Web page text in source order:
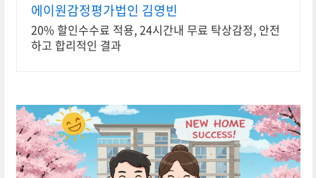
에이원감정평가법인 김영빈
20% 할인수수료 적용, 24시간내 무료 탁상감정, 안전
하고 합리적인 결과